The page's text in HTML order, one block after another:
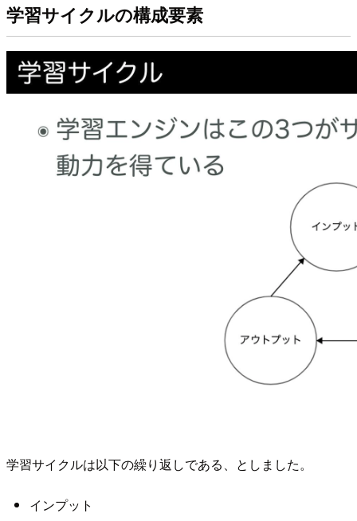
学習サイクルの構成要素
学習サイクルは以下の繰り返しである、としました。
インプット